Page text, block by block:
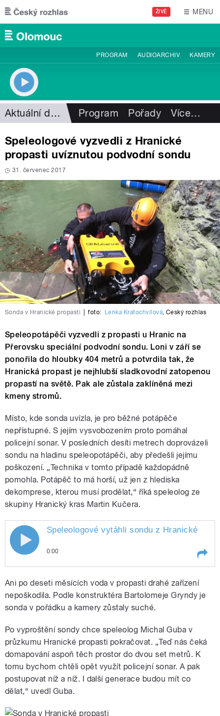
Přejít k hlavnímu obsahu
ŽIVĚ MENU
PROGRAM AUDIOARCHIV KAMERY
Aktuální dění Program Pořady Více…
Speleologové vyzvedli z Hranické
propasti uvíznutou podvodní sondu
31. červenec 2017
Sonda v Hranické propasti foto: Lenka Kratochvílová, Český rozhlas
Speleopotápěči vyzvedli z propasti u Hranic na
Přerovsku speciální podvodní sondu. Loni v září se
ponořila do hloubky 404 metrů a potvrdila tak, že
Hranická propast je nejhlubší sladkovodní zatopenou
propastí na světě. Pak ale zůstala zaklíněná mezi
kmeny stromů.
Místo, kde sonda uvízla, je pro běžné potápěče
nepřístupné. S jejím vysvobozením proto pomáhal
policejní sonar. V posledních desíti metrech doprovázeli
sondu na hladinu speleopotápěči, aby předešli jejímu
poškození. „Technika v tomto případě každopádně
pomohla. Potápěč to má horší, už jen z hlediska
dekomprese, kterou musí prodělat,“ říká speleolog ze
skupiny Hranický kras Martin Kučera.
Speleologové vytáhli sondu z Hranické
propasti
pause
Speleologové vytáhli sondu z Hranické
0:00
Hranické
Ani po deseti měsících voda v propasti drahé zařízení
nepoškodila. Podle konstruktéra Bartolomeje Gryndy je
sonda v pořádku a kamery zůstaly suché.
Po vyproštění sondy chce speleolog Michal Guba v
průzkumu Hranické propasti pokračovat. „Teď nás čeká
domapování aspoň těch prostor do dvou set metrů. K
tomu bychom chtěli opět využít policejní sonar. A pak
postupovat níž a níž. I další generace budou mít co
dělat,“ uvedl Guba.